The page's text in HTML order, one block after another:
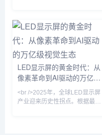
最新的十份产业调研报告，
Micro LED在60英寸以下显示领
域的良率突破至99.99%的实验
室水平，而巨量转移设备成本同
比降低42%，这直接推动三星、
索尼与国内京东方系厂商将
Micro LED商用时间表提前至
COB（板上芯片）封装技术占
据P1.2以下
LED显示屏的黄金时代：从
像素革命到AI驱动的万亿级
视觉生态
<br />2025年，全球LED显示屏
产业迎来历史性拐点。根据最新